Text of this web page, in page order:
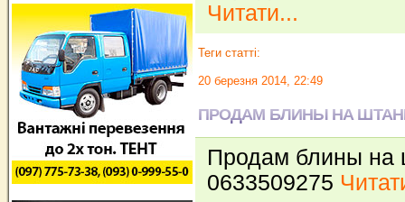
Читати...
Теги статті:
20 березня 2014, 22:49
ПРОДАМ БЛИНЫ НА
Продам блины на
0633509275